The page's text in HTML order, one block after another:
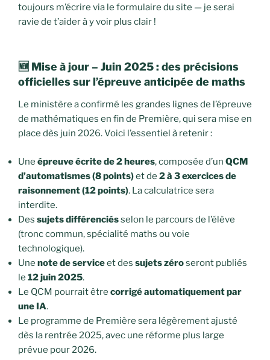
toujours m’écrire via le formulaire du site — je serai
ravie de t’aider à y voir plus clair !
🆕 Mise à jour – Juin 2025 : des précisions
officielles sur l’épreuve anticipée de maths
Le ministère a confirmé les grandes lignes de l’épreuve
de mathématiques en fin de Première, qui sera mise en
place dès juin 2026. Voici l’essentiel à retenir :
Une épreuve écrite de 2 heures, composée d’un QCM
d’automatismes (8 points)et de 2 à 3 exercices de
raisonnement (12 points). La calculatrice sera
interdite.
Des sujets différenciésselon le parcours de l’élève
(tronc commun, spécialité maths ou voie
technologique).
Une note de serviceet des sujets zéroseront publiés
le 12 juin 2025.
Le QCM pourrait être corrigé automatiquement par
une IA.
Le programme de Première sera légèrement ajusté
dès la rentrée 2025, avec une réforme plus large
prévue pour 2026.